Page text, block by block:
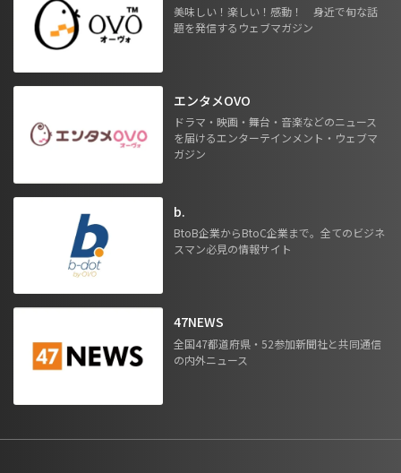
美味しい！楽しい！感動！ 身近で旬な話
題を発信するウェブマガジン
エンタメOVO
ドラマ・映画・舞台・音楽などのニュース
を届けるエンターテインメント・ウェブマ
ガジン
b.
BtoB企業からBtoC企業まで。全てのビジネ
スマン必見の情報サイト
47NEWS
全国47都道府県・52参加新聞社と共同通信
の内外ニュース